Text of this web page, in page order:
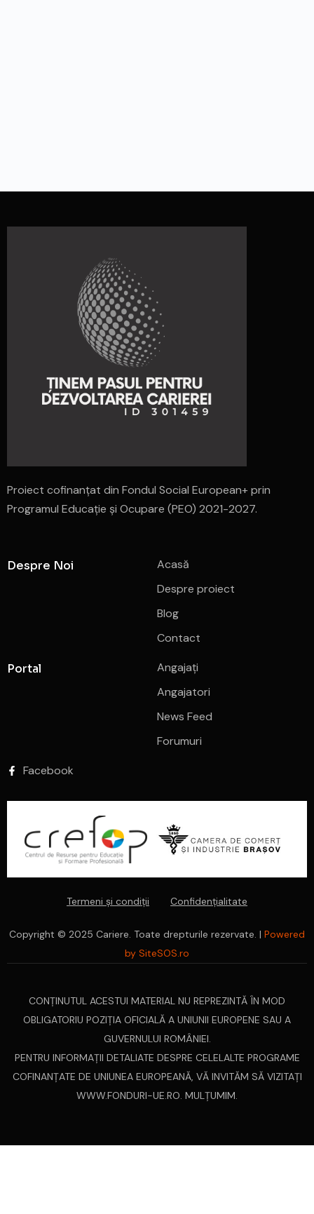
Proiect cofinanțat din Fondul Social European+ prin
Programul Educație și Ocupare (PEO) 2021-2027.
Despre Noi
Acasă
Despre proiect
Blog
Contact
Portal
Angajați
Angajatori
News Feed
Forumuri
Facebook
Copyright © 2025 Cariere. Toate drepturile rezervate. | Powered
by SiteSOS.ro
Termeni și condiții Confidențialitate
CONŢINUTUL ACESTUI MATERIAL NU REPREZINTĂ ÎN MOD
OBLIGATORIU POZIŢIA OFICIALĂ A UNIUNII EUROPENE SAU A
GUVERNULUI ROMÂNIEI.
PENTRU INFORMAŢII DETALIATE DESPRE CELELALTE PROGRAME
COFINANŢATE DE UNIUNEA EUROPEANĂ, VĂ INVITĂM SĂ VIZITAŢI
WWW.FONDURI-UE.RO. MULȚUMIM.